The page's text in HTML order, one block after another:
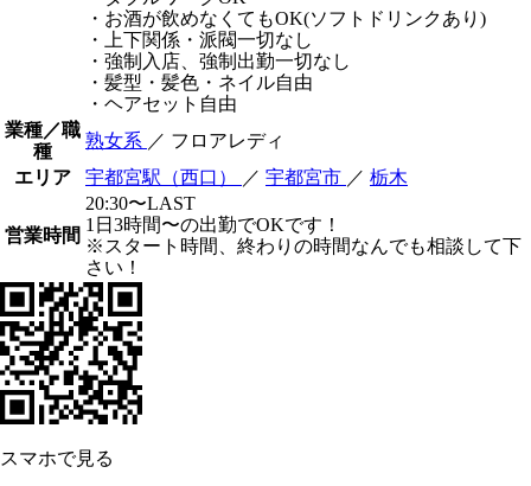
・お酒が飲めなくてもOK(ソフトドリンクあり)
・上下関係・派閥一切なし
・強制入店、強制出勤一切なし
・髪型・髪色・ネイル自由
・ヘアセット自由
業種／職
種
熟女系 ／ フロアレディ
エリア
宇都宮駅（西口） ／ 宇都宮市 ／ 栃木
営業時間
20:30〜LAST
1日3時間〜の出勤でOKです！
※スタート時間、終わりの時間なんでも相談して下
さい！
スマホで見る